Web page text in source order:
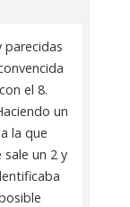
parecidas
el 8.
un
la que
un 2 y